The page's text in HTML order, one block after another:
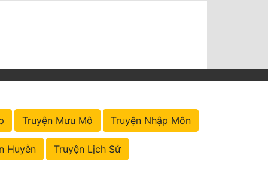
Truyện Mưu Mô Truyện Nhập Môn
Huyễn Truyện Lịch Sử